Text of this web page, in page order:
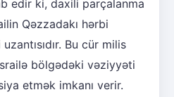
edir ki, daxili parçalanma
Qəzzadakı hərbi
Bu cür milis
bölgədəki vəziyyəti
etmək imkanı verir.